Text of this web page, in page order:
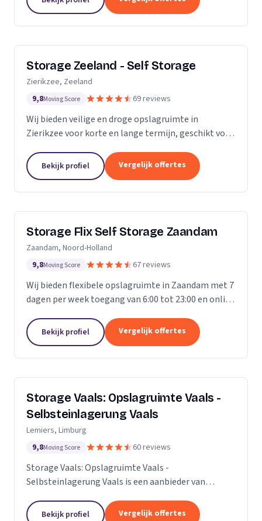
Storage Zeeland - Self Storage
Zierikzee, Zeeland
9,8Moving Score 69 reviews
Wij bieden veilige en droge opslagruimte in
Zierikzee voor korte en lange termijn, geschikt voor
Bekijk profiel Vergelijk offertes
Storage Flix Self Storage Zaandam
Zaandam, Noord-Holland
9,8Moving Score 67 reviews
Wij bieden flexibele opslagruimte in Zaandam met 7
dagen per week toegang van 6:00 tot 23:00 en online
Bekijk profiel Vergelijk offertes
Storage Vaals: Opslagruimte Vaals -
Selbsteinlagerung Vaals
Lemiers, Limburg
9,8Moving Score 60 reviews
Storage Vaals: Opslagruimte Vaals -
Selbsteinlagerung Vaals is een aanbieder van
actief in Limburg.
Bekijk profiel Vergelijk offertes